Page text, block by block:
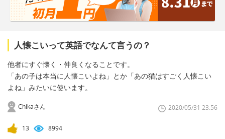
人懐こいって英語でなんて言うの？
他者にすぐ懐く・仲良くなることです。
「あの子は本当に人懐こいよね」とか「あの猫はすごく人懐こい
よね」みたいに使います。
Chikaさん 2020/05/31 23:56
13 8994